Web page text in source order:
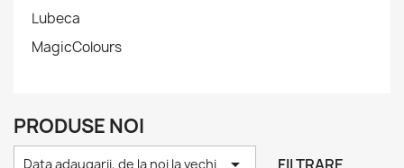
Lubeca
MagicColours
PRODUSE NOI
Data adaugarii, de la noi la vechi